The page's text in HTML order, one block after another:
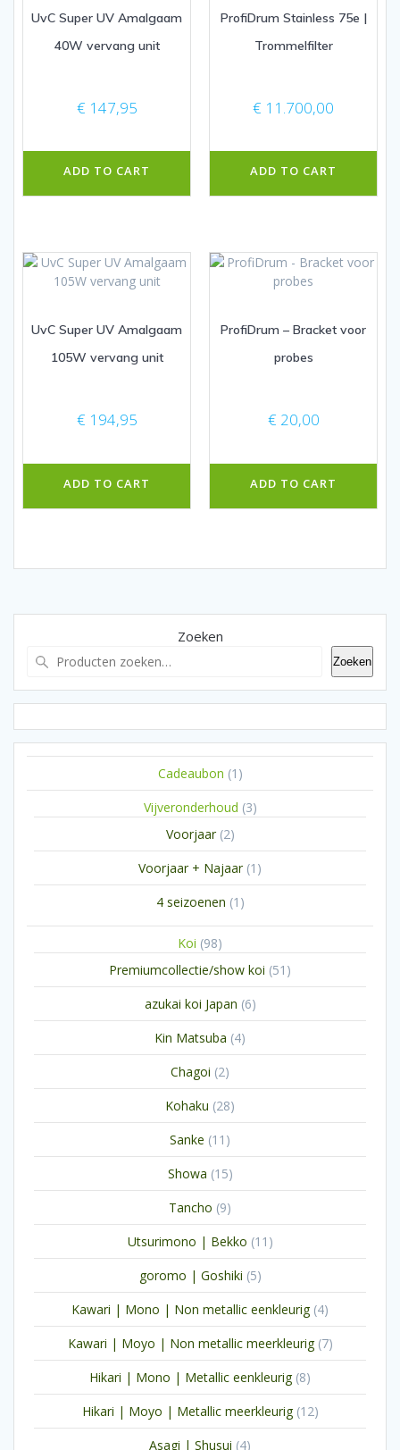
UvC Super UV Amalgaam
40W vervang unit
€ 147,95
ADD TO CART
ProfiDrum Stainless 75e |
Trommelfilter
€ 11.700,00
ADD TO CART
UvC Super UV Amalgaam
105W vervang unit
€ 194,95
ADD TO CART
ProfiDrum – Bracket voor
probes
€ 20,00
ADD TO CART
Zoeken
Zoeken
Cadeaubon 1 1
product
Vijveronderhoud 33
Voorjaar 22
producten
Voorjaar + Najaar 1 1
product
4 seizoenen 1 1
Koi 9898
Premiumcollectie/show koi 51 51
producten
azukai koi Japan 66
producten
Kin Matsuba 44
producten
Chagoi 22
producten
Kohaku 2828
producten
Sanke 11 11
producten
Showa 1515
producten
Tancho 99
producten
Utsurimono | Bekko 11 11
producten
goromo | Goshiki 55
producten
Kawari | Mono | Non metallic eenkleurig 44
producten
Kawari | Moyo | Non metallic meerkleurig 77
producten
Hikari | Mono | Metallic eenkleurig 88
producten
Hikari | Moyo | Metallic meerkleurig 1212
producten
Asagi | Shusui 44